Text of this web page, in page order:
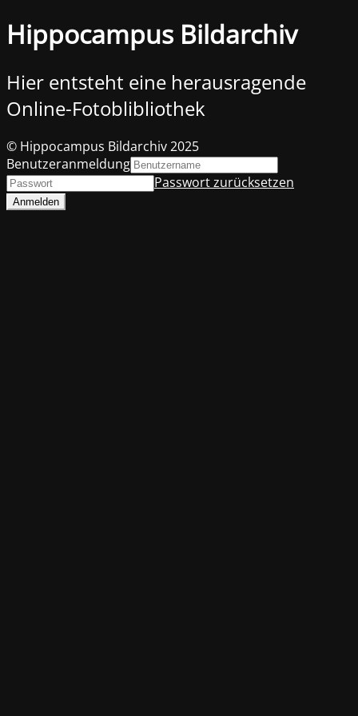
Hippocampus Bildarchiv
Hier entsteht eine herausragende
Online-Fotoblibliothek
© Hippocampus Bildarchiv 2025
Benutzeranmeldung
Passwort zurücksetzen